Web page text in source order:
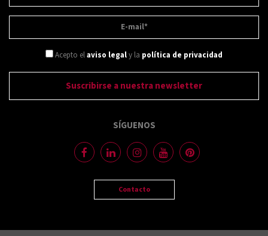
Acepto elaviso legaly la política de privacidad
SÍGUENOS
Contacto